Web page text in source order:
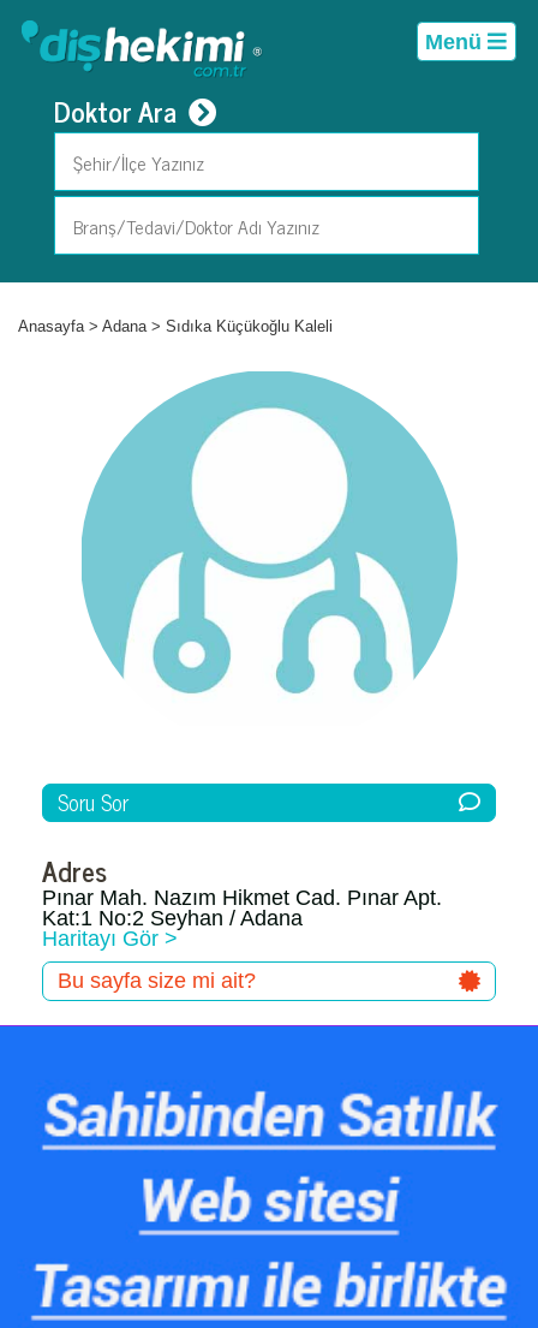
Menü
Doktor Ara
Anasayfa> Adana> Sıdıka Küçükoğlu Kaleli
Soru Sor
Adres
Pınar Mah. Nazım Hikmet Cad. Pınar Apt.
Kat:1 No:2 Seyhan / Adana
Haritayı Gör >
Bu sayfa size mi ait?